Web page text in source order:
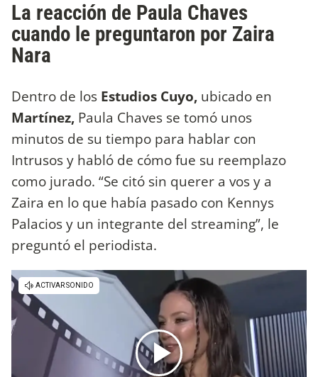
La reacción de Paula Chaves
cuando le preguntaron por Zaira
Nara
Dentro de los Estudios Cuyo, ubicado en
Martínez, Paula Chaves se tomó unos
minutos de su tiempo para hablar con
Intrusos y habló de cómo fue su reemplazo
como jurado. “Se citó sin querer a vos y a
Zaira en lo que había pasado con Kennys
Palacios y un integrante del streaming”, le
preguntó el periodista.